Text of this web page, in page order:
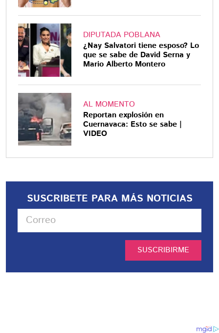
DIPUTADA POBLANA
¿Nay Salvatori tiene esposo? Lo
que se sabe de David Serna y
Mario Alberto Montero
AL MOMENTO
Reportan explosión en
Cuernavaca: Esto se sabe |
VIDEO
SUSCRIBETE PARA MÁS NOTICIAS
SUSCRIBIRME